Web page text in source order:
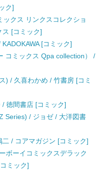
ク]
クス リンクスコレクショ
ス [コミック]
[コミック]
コミックス Qpa collection） /
) / 久喜わかめ / 竹書房 [コミ
徳間書店 [コミック]
Series) / ジョゼ / 大洋図書
/ コアマガジン [コミック]
ボーイコミックスデラック
ミック]